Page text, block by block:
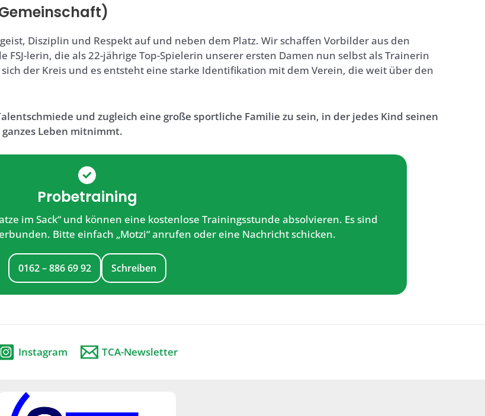
Disziplin und Respekt auf und neben dem Platz. Wir schaffen Vorbilder aus den
lerin, die als 22-jährige Top-Spielerin unserer ersten Damen nun selbst als Trainerin
der Kreis und es entsteht eine starke Identifikation mit dem Verein, die weit über den
und zugleich eine große sportliche Familie zu sein, in der jedes Kind seinen
Leben mitnimmt.
Probetraining
im Sack“ und können eine kostenlose Trainingsstunde absolvieren. Es sind
Bitte einfach „Motzi“ anrufen oder eine Nachricht schicken.
0162 – 886 69 92 Schreiben
Instagram TCA-Newsletter